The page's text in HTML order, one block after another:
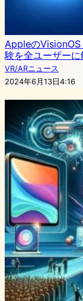
AppleのVisionOS
験を全ユーザーに
VR/ARニュース
2024年6月13日4:16